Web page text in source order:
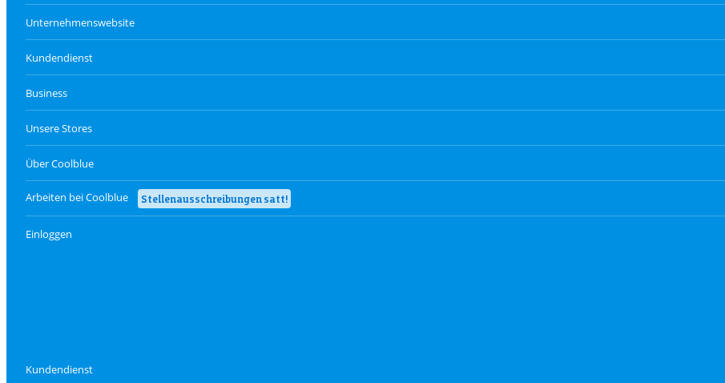
Unternehmenswebsite
Kundendienst
Business
Unsere Stores
Über Coolblue
Arbeiten bei Coolblue Stellenausschreibungen satt!
Einloggen
Kundendienst